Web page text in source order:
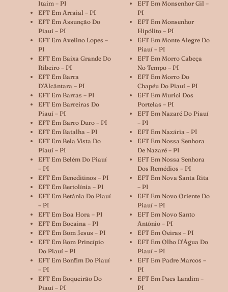
Itaim – PI
EFT Em Arraial – PI
EFT Em Assunção Do
Piauí – PI
EFT Em Avelino Lopes –
PI
EFT Em Baixa Grande Do
Ribeiro – PI
EFT Em Barra
D’Alcântara – PI
EFT Em Barras – PI
EFT Em Barreiras Do
Piauí – PI
EFT Em Barro Duro – PI
EFT Em Batalha – PI
EFT Em Bela Vista Do
Piauí – PI
EFT Em Belém Do Piauí
– PI
EFT Em Beneditinos – PI
EFT Em Bertolínia – PI
EFT Em Betânia Do Piauí
– PI
EFT Em Boa Hora – PI
EFT Em Bocaina – PI
EFT Em Bom Jesus – PI
EFT Em Bom Princípio
Do Piauí – PI
EFT Em Bonfim Do Piauí
– PI
EFT Em Boqueirão Do
Piauí – PI
EFT Em Monsenhor Gil –
PI
EFT Em Monsenhor
Hipólito – PI
EFT Em Monte Alegre Do
Piauí – PI
EFT Em Morro Cabeça
No Tempo – PI
EFT Em Morro Do
Chapéu Do Piauí – PI
EFT Em Murici Dos
Portelas – PI
EFT Em Nazaré Do Piauí
– PI
EFT Em Nazária – PI
EFT Em Nossa Senhora
De Nazaré – PI
EFT Em Nossa Senhora
Dos Remédios – PI
EFT Em Nova Santa Rita
– PI
EFT Em Novo Oriente Do
Piauí – PI
EFT Em Novo Santo
Antônio – PI
EFT Em Oeiras – PI
EFT Em Olho D’Água Do
Piauí – PI
EFT Em Padre Marcos –
PI
EFT Em Paes Landim –
PI